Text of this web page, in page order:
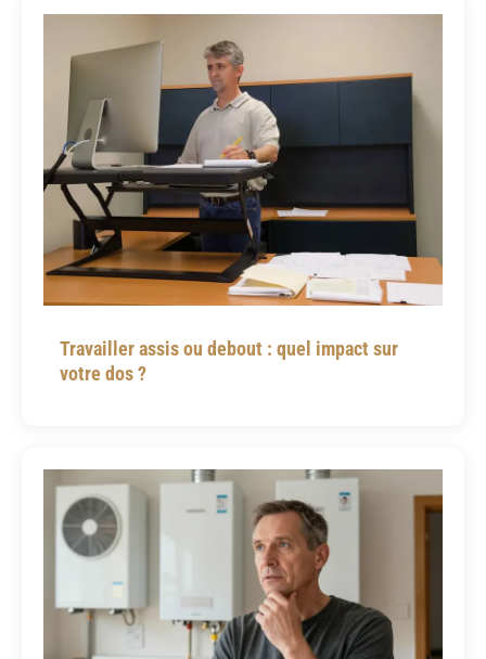
Travailler assis ou debout : quel impact sur
votre dos ?